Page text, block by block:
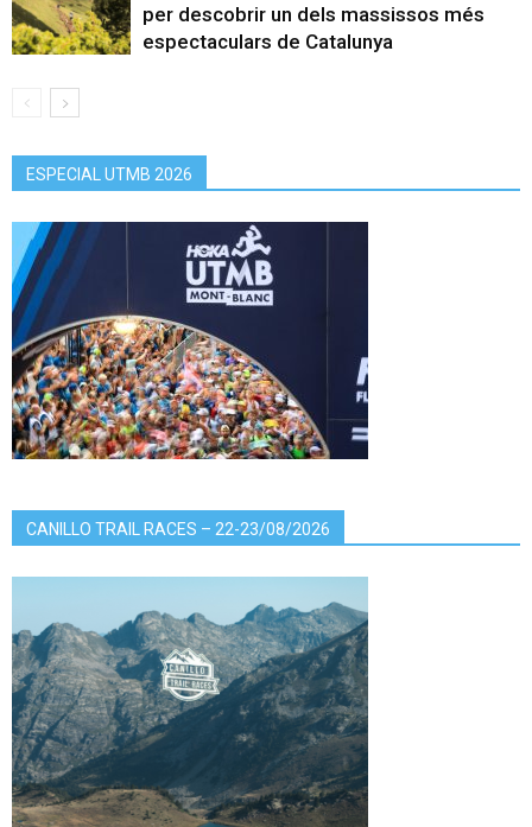
per descobrir un dels massissos més
espectaculars de Catalunya
ESPECIAL UTMB 2026
CANILLO TRAIL RACES – 22-23/08/2026